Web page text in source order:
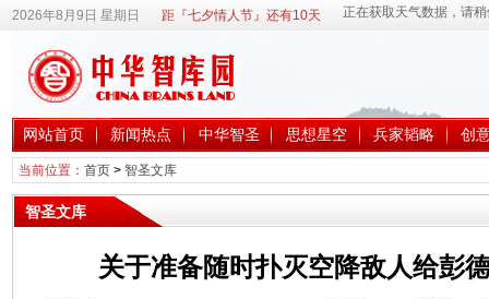
2026年8月9日 星期日 距『七夕情人节』还有10天
网站首页 新闻热点 中华智圣 思想星空 兵家韬略 创
当前位置： 首页> 智圣文库
智圣文库
关于准备随时扑灭空降敌人给彭